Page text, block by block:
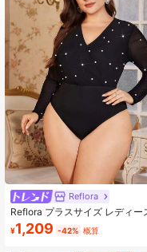
4.90 338K フ
4.90 338K フ
4.90 338K
4.90 338K
4.90 338K
Reflora
Reflora プラスサイズ レディー
ーズ付き レイヤード Vネック メ
ュ 長袖 ボディスーツ、パーテ
¥1,209 -42% 概算